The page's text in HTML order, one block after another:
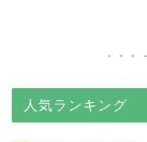
人気ランキング